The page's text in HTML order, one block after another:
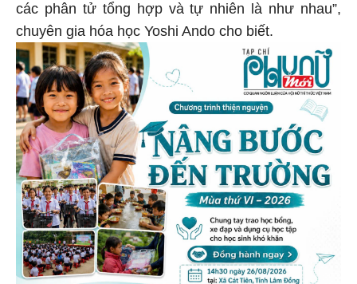
các phân tử tổng hợp và tự nhiên là như nhau”,
chuyên gia hóa học Yoshi Ando cho biết.